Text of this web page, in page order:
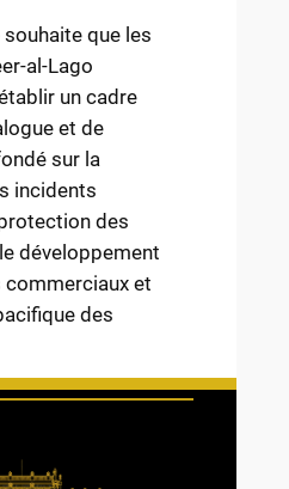
que les
al-Lago
un cadre
et de
sur la
incidents
des
développement
commerciaux et
des